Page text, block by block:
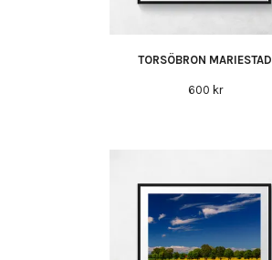
TORSÖBRON MARIESTAD
600 kr